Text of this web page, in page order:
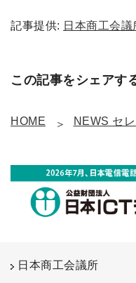
記事提供: 日本商工会議
この記事をシェアす
HOME NEWS セ
日本商工会議所